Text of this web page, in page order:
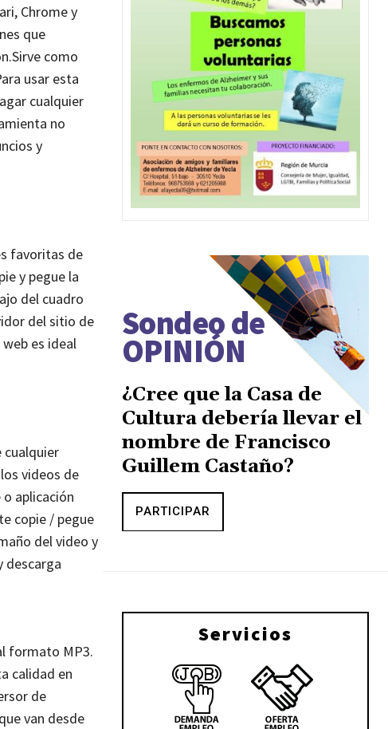
Chrome y
que
Sirve como
usar esta
cualquier
no
y
favoritas de
y pegue la
del cuadro
del sitio de
es ideal
cualquier
videos de
aplicación
copie / pegue
del video y
descarga
formato MP3.
calidad en
de
van desde
Sondeo de
OPINIÓN
¿Cree que la Casa de
Cultura debería llevar el
nombre de Francisco
Guillem Castaño?
PARTICIPAR
Servicios